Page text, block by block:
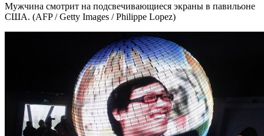
Мужчина смотрит на подсвечивающиеся экраны в павильоне
США. (AFP / Getty Images / Philippe Lopez)